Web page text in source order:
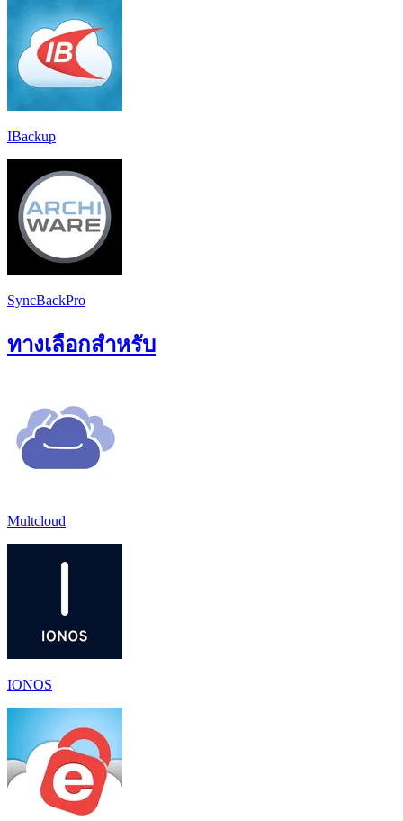
IBackup
SyncBackPro
ทางเลือกสำหรับ
Multcloud
IONOS